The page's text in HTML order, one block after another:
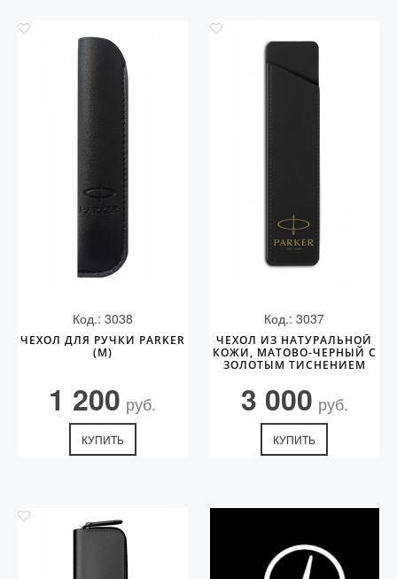
Код.: 3038
ЧЕХОЛ ДЛЯ РУЧКИ PARKER
(M)
1 200 руб.
КУПИТЬ
Код.: 3037
ЧЕХОЛ ИЗ НАТУРАЛЬНОЙ
КОЖИ, МАТОВО-ЧЕРНЫЙ С
ЗОЛОТЫМ ТИСНЕНИЕМ
3 000 руб.
КУПИТЬ